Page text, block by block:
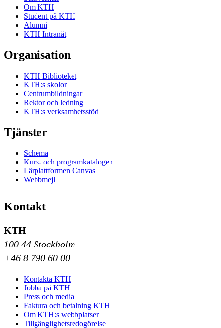
Om KTH
Student på KTH
Alumni
KTH Intranät
Organisation
KTH Biblioteket
KTH:s skolor
Centrumbildningar
Rektor och ledning
KTH:s verksamhetsstöd
Tjänster
Schema
Kurs- och programkatalogen
Lärplattformen Canvas
Webbmejl
Kontakt
KTH
100 44 Stockholm
+46 8 790 60 00
Kontakta KTH
Jobba på KTH
Press och media
Faktura och betalning KTH
Om KTH:s webbplatser
Tillgänglighetsredogörelse